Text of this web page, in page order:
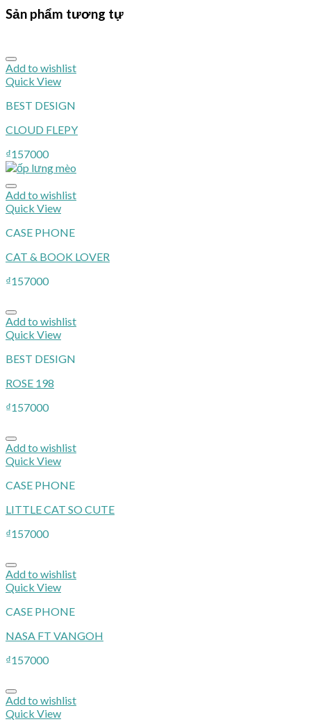
Sản phẩm tương tự
Add to wishlist
Quick View
BEST DESIGN
CLOUD FLEPY
₫157000
Add to wishlist
Quick View
CASE PHONE
CAT & BOOK LOVER
₫157000
Add to wishlist
Quick View
BEST DESIGN
ROSE 198
₫157000
Add to wishlist
Quick View
CASE PHONE
LITTLE CAT SO CUTE
₫157000
Add to wishlist
Quick View
CASE PHONE
NASA FT VANGOH
₫157000
Add to wishlist
Quick View